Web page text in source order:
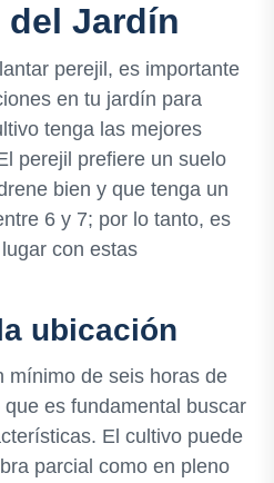
del Jardín
perejil, es importante
en tu jardín para
tenga las mejores
perejil prefiere un suelo
bien y que tenga un
6 y 7; por lo tanto, es
con estas
ubicación
mínimo de seis horas de
es fundamental buscar
El cultivo puede
parcial como en pleno